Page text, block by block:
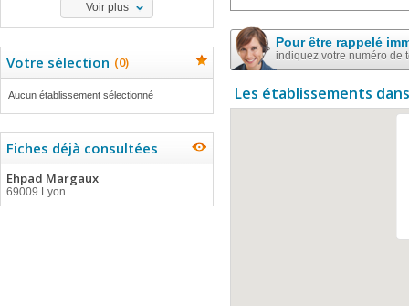
Voir plus
Votre sélection (0)
Aucun établissement sélectionné
Fiches déjà consultées
Ehpad Margaux
69009 Lyon
Pour être rappelé
indiquez votre numéro de
Les établissements